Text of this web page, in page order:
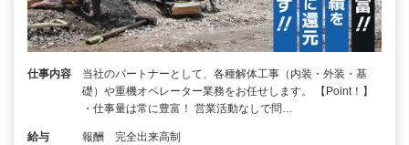
仕事内容
当社のパートナーとして、各種解体工事（内装・外装・基
礎）や重機オペレーター業務をお任せします。 【Point！】
・仕事量は常に豊富！ 営業活動なしで問…
給与 報酬 完全出来高制